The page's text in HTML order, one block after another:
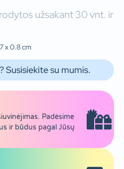
užsakant 30 vnt. ir
x 0.8 cm
Susisiekite su mumis.
Padėsime
ir būdus pagal Jūsų